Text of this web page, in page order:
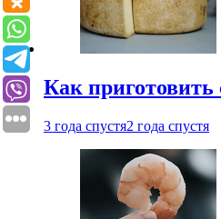
Как
3 года спустя2 года спустя